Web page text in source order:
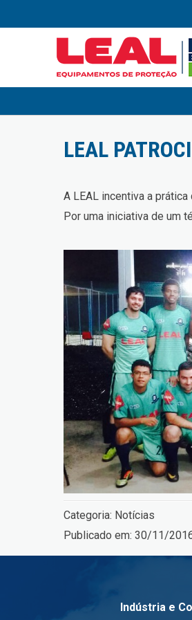
LEAL
A LEAL incentiva a
Por uma iniciativa de um
Categoria: Notícias
Publicado em: 30/11/
Indústria e